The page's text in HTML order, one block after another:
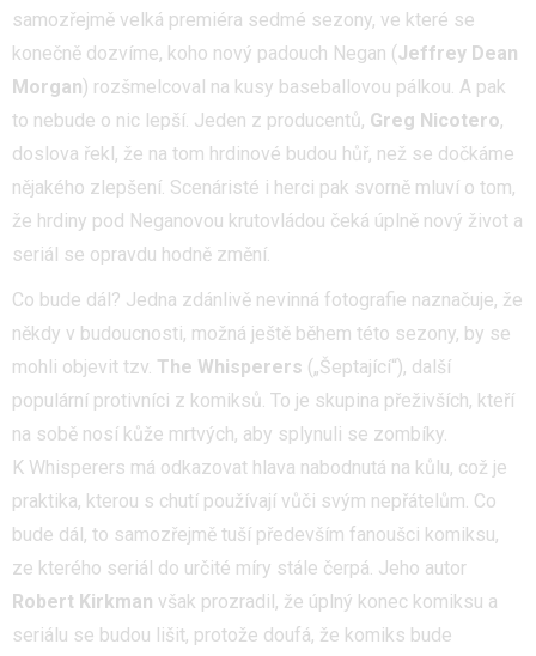
samozřejmě velká premiéra sedmé sezony, ve které se
konečně dozvíme, koho nový padouch Negan (Jeffrey Dean
Morgan) rozšmelcoval na kusy baseballovou pálkou. A pak
to nebude o nic lepší. Jeden z producentů, Greg Nicotero,
doslova řekl, že na tom hrdinové budou hůř, než se dočkáme
nějakého zlepšení. Scenáristé i herci pak svorně mluví o tom,
že hrdiny pod Neganovou krutovládou čeká úplně nový život a
seriál se opravdu hodně změní.
Co bude dál? Jedna zdánlivě nevinná fotografie naznačuje, že
někdy v budoucnosti, možná ještě během této sezony, by se
mohli objevit tzv. The Whisperers („Šeptající“), další
populární protivníci z komiksů. To je skupina přeživších, kteří
na sobě nosí kůže mrtvých, aby splynuli se zombíky.
K Whisperers má odkazovat hlava nabodnutá na kůlu, což je
praktika, kterou s chutí používají vůči svým nepřátelům. Co
bude dál, to samozřejmě tuší především fanoušci komiksu,
ze kterého seriál do určité míry stále čerpá. Jeho autor
Robert Kirkman však prozradil, že úplný konec komiksu a
seriálu se budou lišit, protože doufá, že komiks bude